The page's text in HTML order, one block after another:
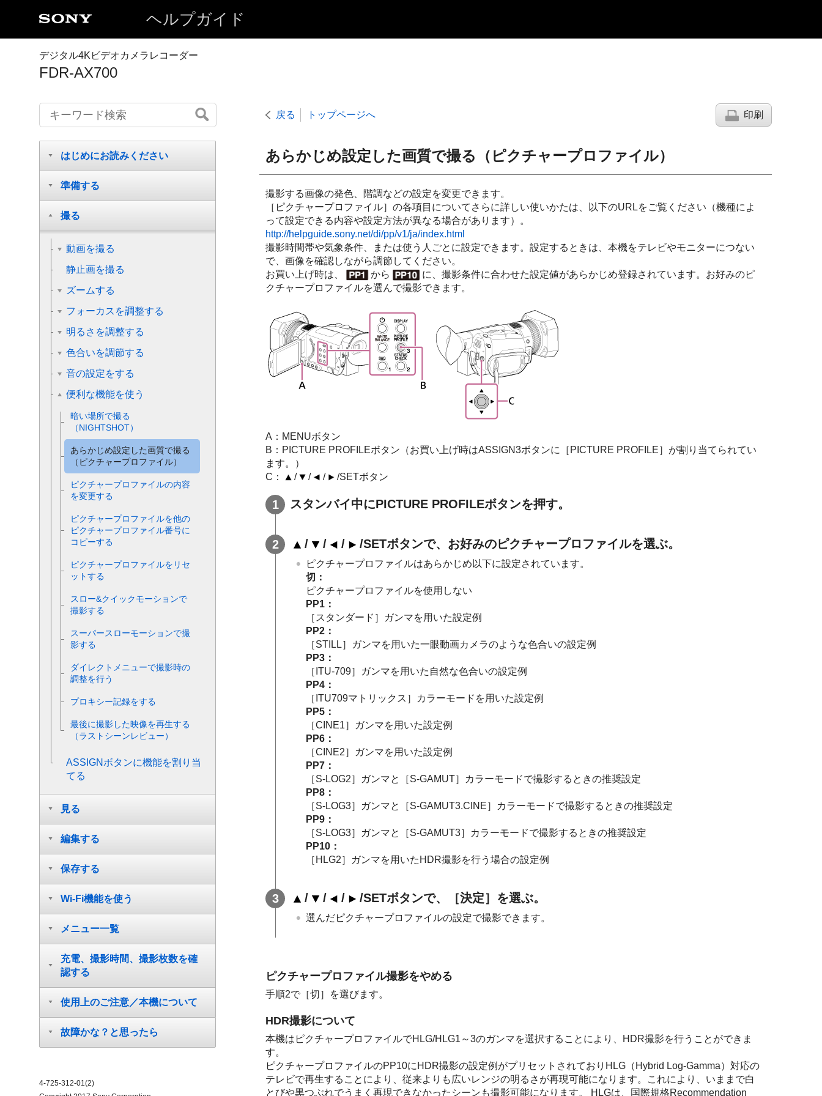
ヘルプガイド
デジタル4Kビデオカメラレコーダー
FDR-AX700
戻る トップページへ 印刷
あらかじめ設定した画質で撮る（ピクチャープロファイル）
撮影する画像の発色、階調などの設定を変更できます。
［ピクチャープロファイル］の各項目についてさらに詳しい使いかたは、以下のURLをご覧ください（機種によ
って設定できる内容や設定方法が異なる場合があります）。
http://helpguide.sony.net/di/pp/v1/ja/index.html
撮影時間帯や気象条件、または使う人ごとに設定できます。設定するときは、本機をテレビやモニターにつない
で、画像を確認しながら調節してください。
お買い上げ時は、
から
に、撮影条件に合わせた設定値があらかじめ登録されています。お好みのピ
クチャープロファイルを選んで撮影できます。
A：MENUボタン
B：PICTURE PROFILEボタン（お買い上げ時はASSIGN3ボタンに［PICTURE PROFILE］が割り当てられてい
ます。）
C：
/ / / /SETボタン
スタンバイ中にPICTURE PROFILEボタンを押す。
/ / / /SETボタンで、お好みのピクチャープロファイルを選ぶ。
ピクチャープロファイルはあらかじめ以下に設定されています。
切：
ピクチャープロファイルを使用しない
PP1：
［スタンダード］ガンマを用いた設定例
PP2：
［STILL］ガンマを用いた一眼動画カメラのような色合いの設定例
PP3：
［ITU-709］ガンマを用いた自然な色合いの設定例
PP4：
［ITU709マトリックス］カラーモードを用いた設定例
PP5：
［CINE1］ガンマを用いた設定例
PP6：
［CINE2］ガンマを用いた設定例
PP7：
［S-LOG2］ガンマと［S-GAMUT］カラーモードで撮影するときの推奨設定
PP8：
［S-LOG3］ガンマと［S-GAMUT3.CINE］カラーモードで撮影するときの推奨設定
PP9：
［S-LOG3］ガンマと［S-GAMUT3］カラーモードで撮影するときの推奨設定
PP10：
［HLG2］ガンマを用いたHDR撮影を行う場合の設定例
/ / / /SETボタンで、［決定］を選ぶ。
選んだピクチャープロファイルの設定で撮影できます。
ピクチャープロファイル撮影をやめる
手順2で［切］を選びます。
HDR撮影について
本機はピクチャープロファイルでHLG/HLG1～3のガンマを選択することにより、HDR撮影を行うことができま
す。
ピクチャープロファイルのPP10にHDR撮影の設定例がプリセットされておりHLG（Hybrid Log-Gamma）対応の
テレビで再生することにより、従来よりも広いレンジの明るさが再現可能になります。これにより、いままで白
とびや黒つぶれでうまく再現できなかったシーンも撮影可能になります。 HLGは、国際規格Recommendation
はじめにお読みください
準備する
撮る
動画を撮る
静止画を撮る
ズームする
フォーカスを調整する
明るさを調整する
色合いを調節する
音の設定をする
便利な機能を使う
暗い場所で撮る
（NIGHTSHOT）
あらかじめ設定した画質で撮る
（ピクチャープロファイル）
ピクチャープロファイルの内容
を変更する
ピクチャープロファイルを他の
ピクチャープロファイル番号に
コピーする
ピクチャープロファイルをリセ
ットする
スロー&クイックモーションで
撮影する
スーパースローモーションで撮
影する
ダイレクトメニューで撮影時の
調整を行う
プロキシー記録をする
最後に撮影した映像を再生する
（ラストシーンレビュー）
ASSIGNボタンに機能を割り当
てる
見る
編集する
保存する
Wi-Fi機能を使う
メニュー一覧
充電、撮影時間、撮影枚数を確
認する
使用上のご注意／本機について
故障かな？と思ったら
4-725-312-01(2)